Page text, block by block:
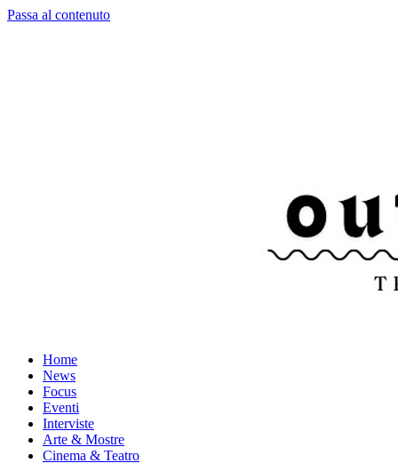
Passa al contenuto
Home
News
Focus
Eventi
Interviste
Arte & Mostre
Cinema & Teatro